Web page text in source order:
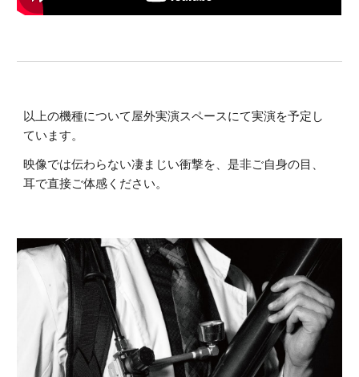
以上の機種について屋外実演スペースにて実演を予定し
ています。
映像では伝わらない凄まじい衝撃を、是非ご自身の目、
耳で直接ご体感ください。